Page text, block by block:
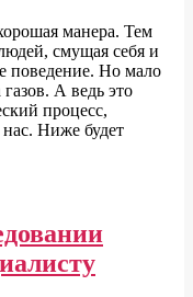
манера. Тем
смущая себя и
поведение. Но мало
А ведь это
процесс,
Ниже будет